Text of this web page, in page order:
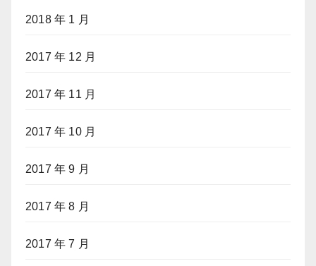
2018 年 1 月
2017 年 12 月
2017 年 11 月
2017 年 10 月
2017 年 9 月
2017 年 8 月
2017 年 7 月